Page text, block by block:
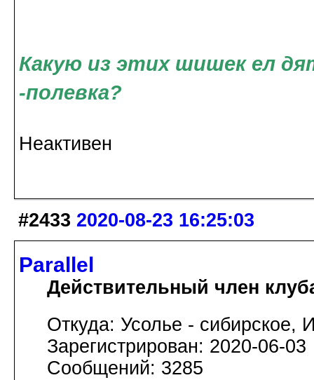
Какую из этих шишек ел
-полевка?
Неактивен
#2433 2020-08-23 16:25:03
Parallel
Действительный член
Откуда: Усолье - сибирское,
Зарегистрирован: 2020-06-03
Сообщений: 3285